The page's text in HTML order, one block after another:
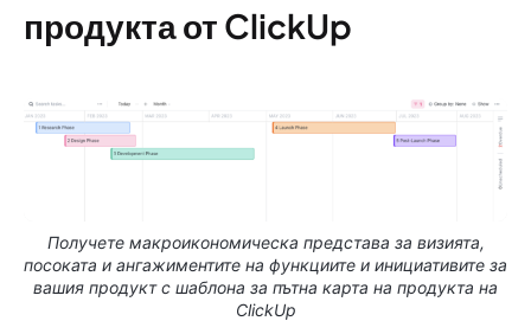
продукта от ClickUp
Получете макроикономическа представа за визията,
посоката и ангажиментите на функциите и инициативите за
вашия продукт с шаблона за пътна карта на продукта на
ClickUp